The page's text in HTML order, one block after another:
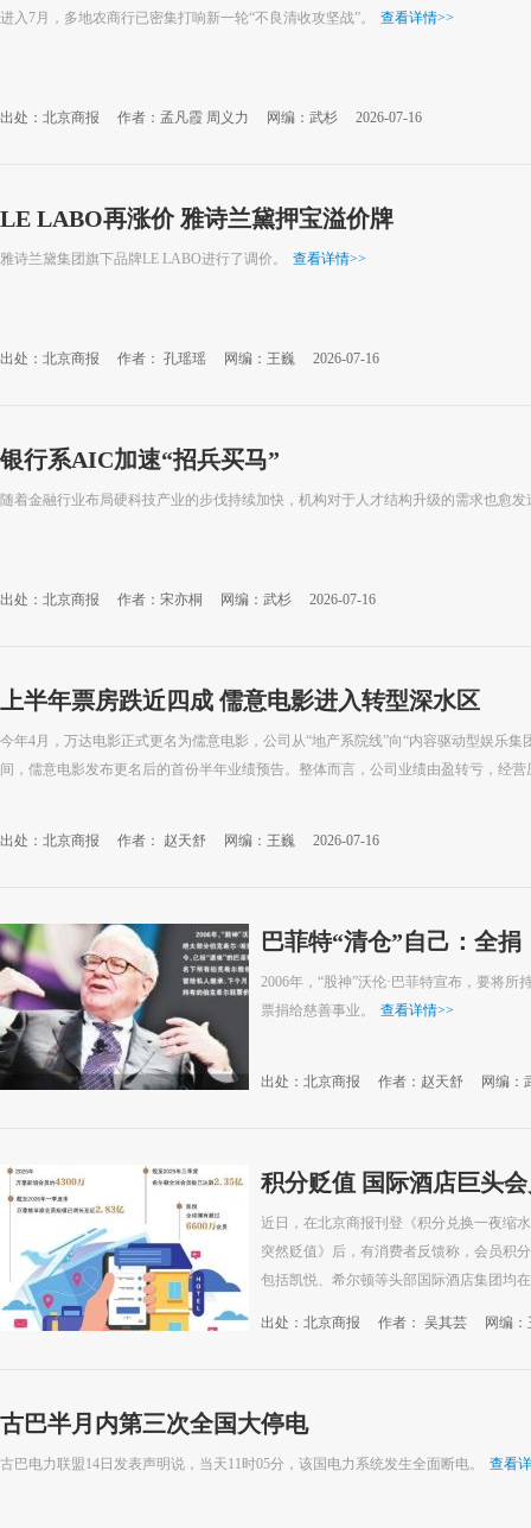
进入7月，多地农商行已密集打响新一轮“不良清收攻坚战”。 查看详情>>
出处：北京商报 作者：孟凡霞 周义力 网编：武杉 2026-07-16
LE LABO再涨价 雅诗兰黛押宝溢价牌
雅诗兰黛集团旗下品牌LE LABO进行了调价。 查看详情>>
出处：北京商报 作者： 孔瑶瑶 网编：王巍 2026-07-16
银行系AIC加速“招兵买马”
随着金融行业布局硬科技产业的步伐持续加快，机构对于人才结构升级的需求也愈发
出处：北京商报 作者：宋亦桐 网编：武杉 2026-07-16
上半年票房跌近四成 儒意电影进入转型深水区
今年4月，万达电影正式更名为儒意电影，公司从“地产系院线”向“内容驱动型娱乐集
间，儒意电影发布更名后的首份半年业绩预告。整体而言，公司业绩由盈转亏，经营
出处：北京商报 作者： 赵天舒 网编：王巍 2026-07-16
巴菲特“清仓”自己：全
2006年，“股神”沃伦·巴菲特宣布，要将所
票捐给慈善事业。
查看详情>>
出处：北京商报 作者：赵天舒 网编：
积分贬值 国际酒店巨头
近日，在北京商报刊登《积分兑换一夜缩
突然贬值》后，有消费者反馈称，会员积
包括凯悦、希尔顿等头部国际酒店集团均
出处：北京商报 作者： 吴其芸 网编：
古巴半月内第三次全国大停电
古巴电力联盟14日发表声明说，当天11时05分，该国电力系统发生全面断电。 查看